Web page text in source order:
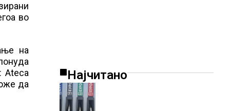
во
на
Ateca
да
Најчитано